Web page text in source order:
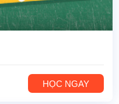
HỌC NGAY